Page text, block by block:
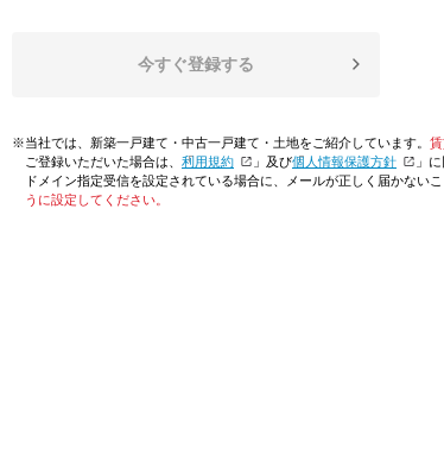
今すぐ登録する
※当社では、新築一戸建て・中古一戸建て・土地をご紹介しています。
ご登録いただいた場合は、「利用規約 」及び「個人情報保護方針
」
ドメイン指定受信を設定されている場合に、メールが正しく届かないこ
うに設定してください。